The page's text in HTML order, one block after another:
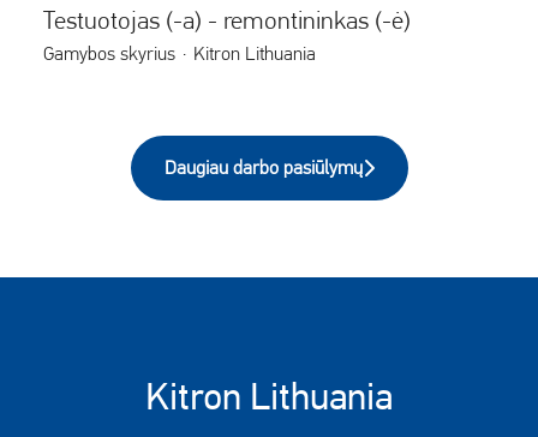
Testuotojas (-a) - remontininkas (-ė)
Gamybos skyrius · Kitron Lithuania
Daugiau darbo pasiūlymų
Kitron Lithuania